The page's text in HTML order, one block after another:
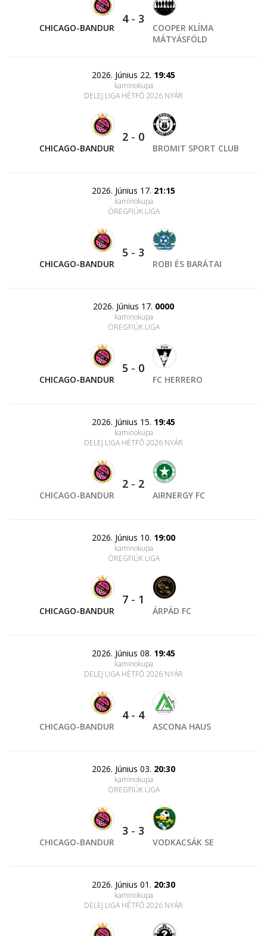
CHICAGO-BANDUR
4- 3
COOPER KLÍMA
MÁTYÁSFÖLD
2026. Június 22. 19:45
kaminokupa
DELEJ LIGA HÉTFŐ 2026 NYÁR
CHICAGO-BANDUR
2 - 0
BROMIT SPORT CLUB
2026. Június 17. 21:15
kaminokupa
ÖREGFIÚK LIGA
CHICAGO-BANDUR
5 - 3
ROBI ÉS BARÁTAI
2026. Június 17. 0000
kaminokupa
ÖREGFIÚK LIGA
CHICAGO-BANDUR
5 - 0
FC HERRERO
2026. Június 15. 19:45
kaminokupa
DELEJ LIGA HÉTFŐ 2026 NYÁR
CHICAGO-BANDUR
2 - 2
AIRNERGY FC
2026. Június 10. 19:00
kaminokupa
ÖREGFIÚK LIGA
CHICAGO-BANDUR
7 - 1
ÁRPÁD FC
2026. Június 08. 19:45
kaminokupa
DELEJ LIGA HÉTFŐ 2026 NYÁR
CHICAGO-BANDUR
4- 4
ASCONA HAUS
2026. Június 03. 20:30
kaminokupa
ÖREGFIÚK LIGA
CHICAGO-BANDUR
3 - 3
VODKACSÁK SE
2026. Június 01. 20:30
kaminokupa
DELEJ LIGA HÉTFŐ 2026 NYÁR